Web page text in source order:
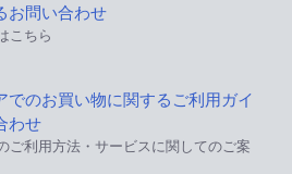
お問い合わせ
こちら
でのお買い物に関するご利用ガイ
わせ
ご利用方法・サービスに関してのご案